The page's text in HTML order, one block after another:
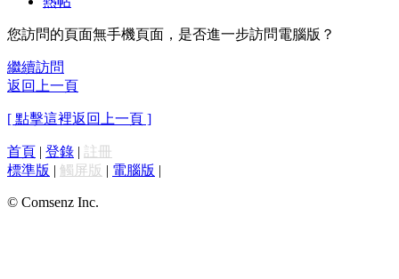
您訪問的頁面無手機頁面，是否進一步訪問電腦版？
繼續訪問
返回上一頁
[ 點擊這裡返回上一頁 ]
首頁 | 登錄 | 註冊
標準版 | 觸屏版 | 電腦版 |
© Comsenz Inc.